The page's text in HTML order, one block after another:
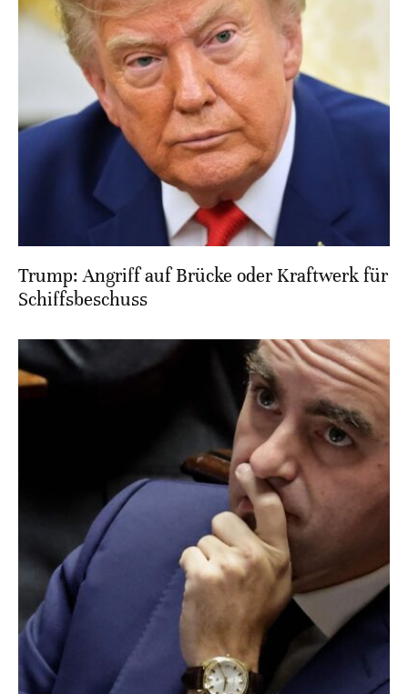
Trump: Angriff auf Brücke oder Kraftwerk für
Schiffsbeschuss